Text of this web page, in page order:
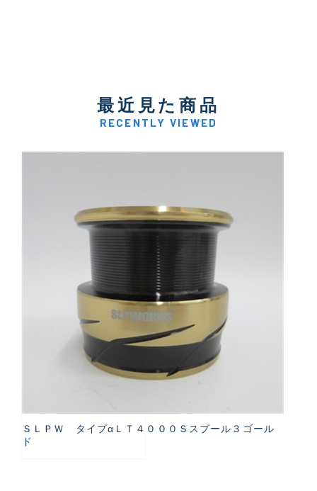
最近見た商品
RECENTLY VIEWED
ＳＬＰＷ タイプαＬＴ４０００Ｓスプール３ゴール
ド